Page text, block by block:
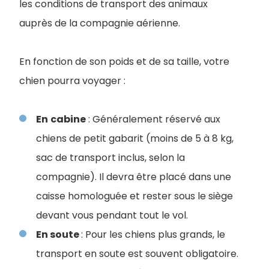
les conditions de transport des animaux
auprès de la compagnie aérienne.
En fonction de son poids et de sa taille, votre
chien pourra voyager :
En cabine: Généralement réservé aux
chiens de petit gabarit (moins de 5 à 8 kg,
sac de transport inclus, selon la
compagnie). Il devra être placé dans une
caisse homologuée et rester sous le siège
devant vous pendant tout le vol.
En soute: Pour les chiens plus grands, le
transport en soute est souvent obligatoire.